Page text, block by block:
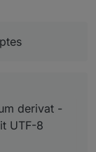
derivat -
UTF-8